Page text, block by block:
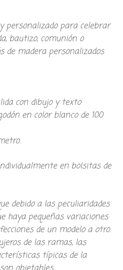
personalizado para celebrar
bautizo, comunión o
de madera personalizados
con dibujo y texto
en color blanco de 100
en bolsitas de
debido a las peculiaridades
haya pequeñas variaciones
de un modelo a otro.
de las ramas, las
típicas de la